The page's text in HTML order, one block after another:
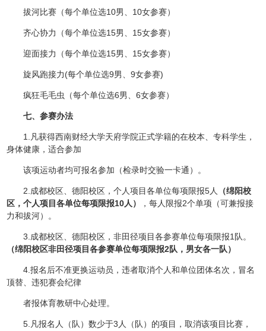
拔河比赛（每个单位选10男、10女参赛）
齐心协力（每个单位选15男、15女参赛）
迎面接力（每个单位选15男、15女参赛）
旋风跑接力(每个单位选9男、9女参赛)
疯狂毛毛虫（每个单位选6男、6女参赛）
七、参赛办法
1.凡获得西南财经大学天府学院正式学籍的在校本、专科学生，
身体健康，适合参加
该项运动者均可报名参加（检录时交验一卡通）。
2.成都校区、德阳校区，个人项目各单位每项限报5人 （绵阳校
区，个人项目各单位每项限报10人 ）
，每人限报2个单项（可兼报接
力和拔河）。
3.成都校区、德阳校区，非田径项目各参赛单位每项限报1队。
（绵阳校区非田径项目各参赛单位每项限报2队，男女各一队）
4.报名后不准更换运动员，违者取消个人和单位团体名次，冒名
顶替、违犯赛会纪律
者报体育教研中心处理。
5.凡报名人（队）数少于3人（队）的项目，取消该项目比赛，